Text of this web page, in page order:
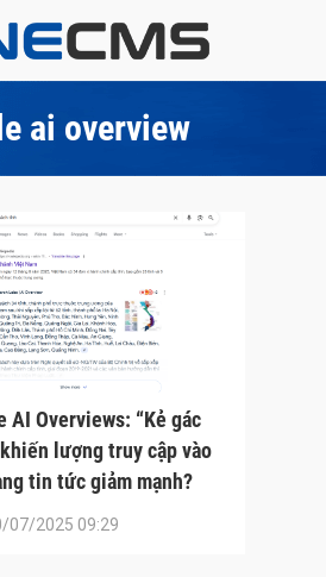
ai overview
AI Overviews: “Kẻ gác
lượng truy cập vào
tin tức giảm mạnh?
07/2025 09:29